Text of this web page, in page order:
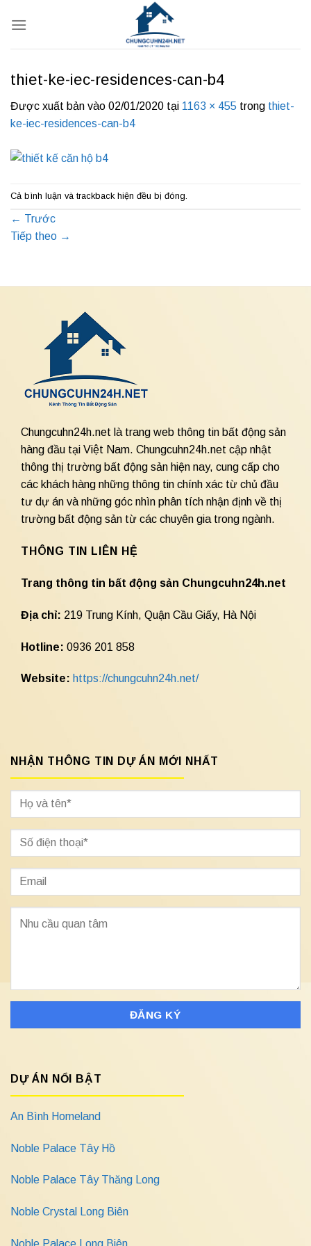
qua
thiet-ke-iec-residences-can-b4
Được xuất bản vào 02/01/2020 tại 1163 × 455 trong thiet-
ke-iec-residences-can-b4
Cả bình luận và trackback hiện đều bị đóng.
← Trước
Tiếp theo →
Chungcuhn24h.net là trang web thông tin bất động sản
hàng đầu tại Việt Nam. Chungcuhn24h.net cập nhật
thông thị trường bất động sản hiện nay, cung cấp cho
các khách hàng những thông tin chính xác từ chủ đầu
tư dự án và những góc nhìn phân tích nhận định về thị
trường bất động sản từ các chuyên gia trong ngành.
THÔNG TIN LIÊN HỆ
Trang thông tin bất động sản Chungcuhn24h.net
Địa chỉ: 219 Trung Kính, Quận Cầu Giấy, Hà Nội
Hotline: 0936 201 858
Website: https://chungcuhn24h.net/
NHẬN THÔNG TIN DỰ ÁN MỚI NHẤT
DỰ ÁN NỔI BẬT
An Bình Homeland
Noble Palace Tây Hồ
Noble Palace Tây Thăng Long
Noble Crystal Long Biên
Noble Palace Long Biên